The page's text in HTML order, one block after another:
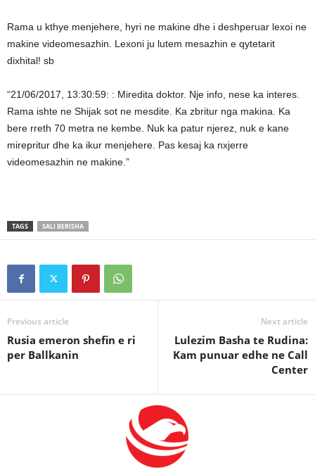
Rama u kthye menjehere, hyri ne makine dhe i deshperuar lexoi ne
makine videomesazhin. Lexoni ju lutem mesazhin e qytetarit
dixhital! sb
“21/06/2017, 13:30:59: : Miredita doktor. Nje info, nese ka interes.
Rama ishte ne Shijak sot ne mesdite. Ka zbritur nga makina. Ka
bere rreth 70 metra ne kembe. Nuk ka patur njerez, nuk e kane
mirepritur dhe ka ikur menjehere. Pas kesaj ka nxjerre
videomesazhin ne makine.”
TAGS SALI BERISHA
Previous article
Rusia emeron shefin e ri
per Ballkanin
Next article
Lulezim Basha te Rudina:
Kam punuar edhe ne Call
Center